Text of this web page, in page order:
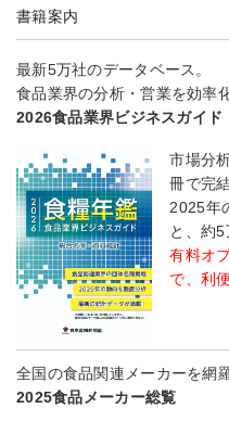
書籍案内
最新5万社のデータベース。
食品業界の分析・営業を効率
2026食品業界ビジネスガイド
市場分
冊で完結
2025年
と、約5
有料オ
で、利
全国の食品関連メーカーを
2025食品メーカー総覧